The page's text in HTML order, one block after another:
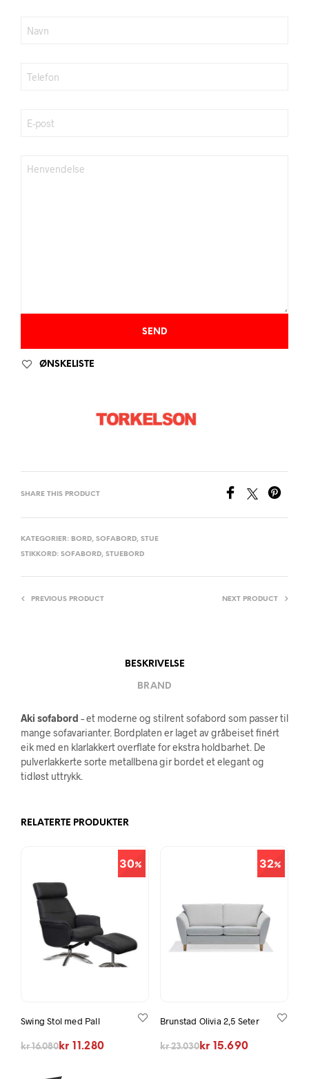
ØNSKELISTE
SHARE THIS PRODUCT
KATEGORIER: BORD, SOFABORD, STUE
STIKKORD: SOFABORD, STUEBORD
PREVIOUS PRODUCT NEXT PRODUCT
BESKRIVELSE
BRAND
Aki sofabord – et moderne og stilrent sofabord som passer til
mange sofavarianter. Bordplaten er laget av gråbeiset finért
eik med en klarlakkert overflate for ekstra holdbarhet. De
pulverlakkerte sorte metallbena gir bordet et elegant og
tidløst uttrykk.
RELATERTE PRODUKTER
30
Swing Stol med Pall
kr16.080
Opprinnelig pris var: kr 16.080.
kr 11.280
Nåværende pris er: kr 11.280.
32
Brunstad Olivia 2,5 Seter
kr23.030
Opprinnelig pris var: kr 23.030.
kr 15.690
Nåværende pris er: kr 15.690.